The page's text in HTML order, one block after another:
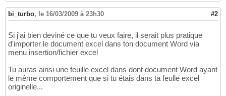
bi_turbo, le 16/03/2009 à 23h30 #2
Si j'ai bien deviné ce que tu veux faire, il serait plus pratique
d'importer le document excel dans ton document Word via
menu insertion/fichier excel
Tu auras ainsi une feuille excel dans dont document Word ayant
le même comportement que si tu étais dans ta feulle excel
originelle...